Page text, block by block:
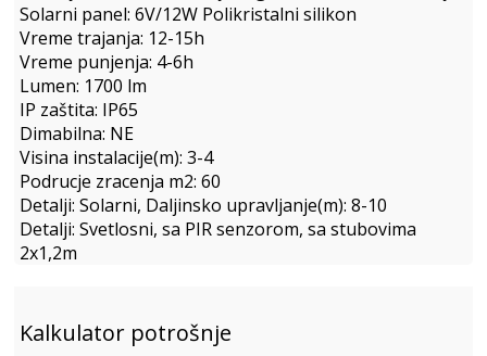
Solarni panel: 6V/12W Polikristalni silikon
Vreme trajanja: 12-15h
Vreme punjenja: 4-6h
Lumen: 1700 lm
IP zaštita: IP65
Dimabilna: NE
Visina instalacije(m): 3-4
Podrucje zracenja m2: 60
Detalji: Solarni, Daljinsko upravljanje(m): 8-10
Detalji: Svetlosni, sa PIR senzorom, sa stubovima
2x1,2m
Kalkulator potrošnje